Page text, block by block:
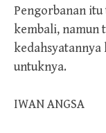
Pengorbanan
kembali, namun
untuknya.
IWAN ANGSA